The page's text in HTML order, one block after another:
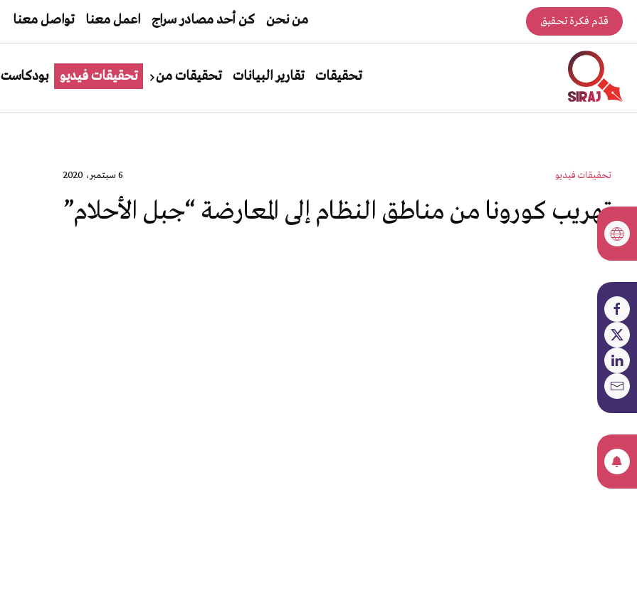
قدّم فكرة تحقيق من نحن كن أحد مصادر سراج اعمل معنا تواصل معنا
تحقيقات تقارير البيانات تحقيقات من تحقيقات فيديو بودكاست
تحقيقات فيديو 6 سبتمبر، 2020
تهريب كورونا من مناطق النظام إلى المعارضة “جبل الأحلام”